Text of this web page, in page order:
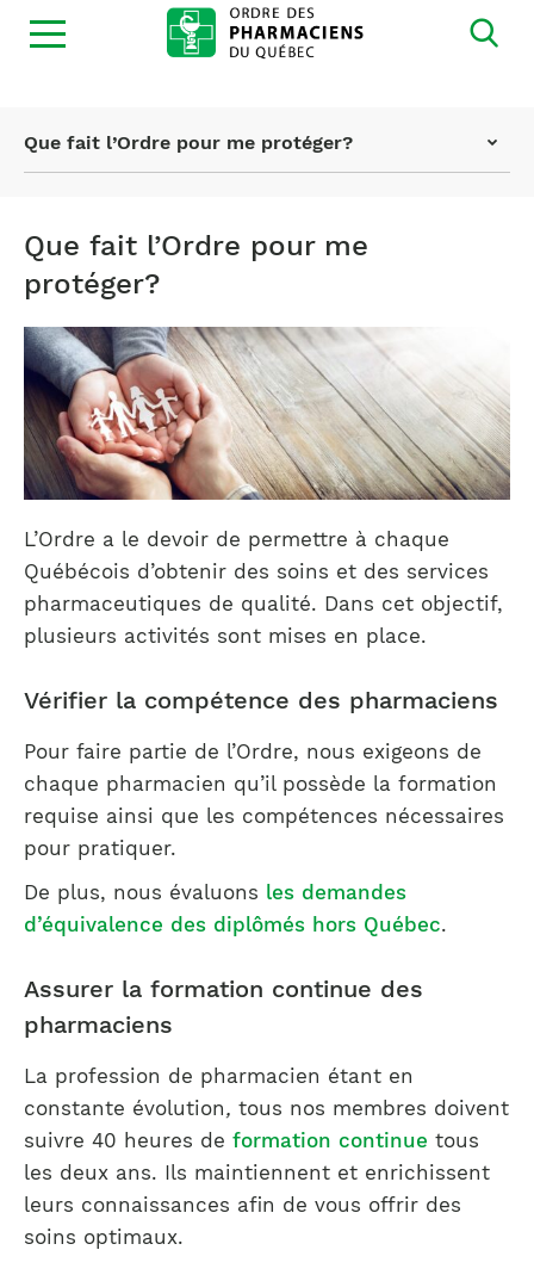
Ouvrir
la
Page
Que fait l’Ordre pour me protéger?
Que fait l’Ordre pour me
protéger?
L’Ordre a le devoir de permettre à chaque
Québécois d’obtenir des soins et des services
pharmaceutiques de qualité. Dans cet objectif,
plusieurs activités sont mises en place.
Vérifier la compétence des pharmaciens
Pour faire partie de l’Ordre, nous exigeons de
chaque pharmacien qu’il possède la formation
requise ainsi que les compétences nécessaires
pour pratiquer.
De plus, nous évaluons les demandes
d’équivalence des diplômés hors Québec.
Assurer la formation continue des
pharmaciens
La profession de pharmacien étant en
constante évolution, tous nos membres doivent
suivre 40 heures de formation continue tous
les deux ans. Ils maintiennent et enrichissent
leurs connaissances afin de vous offrir des
soins optimaux.